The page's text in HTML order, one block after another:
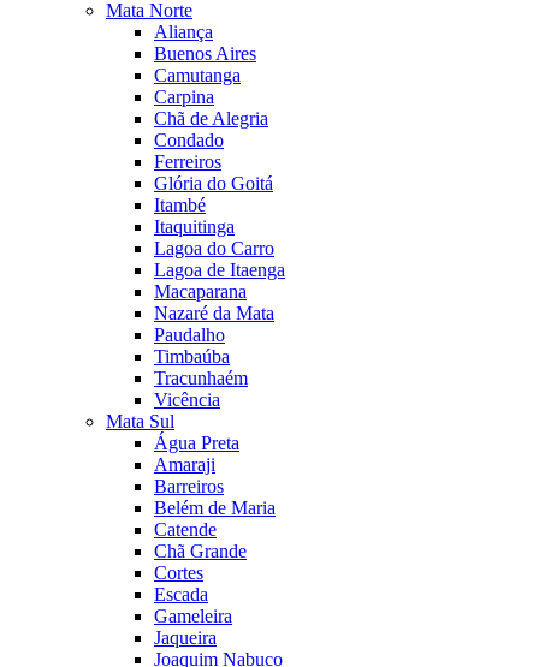
Mata Norte
Aliança
Buenos Aires
Camutanga
Carpina
Chã de Alegria
Condado
Ferreiros
Glória do Goitá
Itambé
Itaquitinga
Lagoa do Carro
Lagoa de Itaenga
Macaparana
Nazaré da Mata
Paudalho
Timbaúba
Tracunhaém
Vicência
Mata Sul
Água Preta
Amaraji
Barreiros
Belém de Maria
Catende
Chã Grande
Cortes
Escada
Gameleira
Jaqueira
Joaquim Nabuco